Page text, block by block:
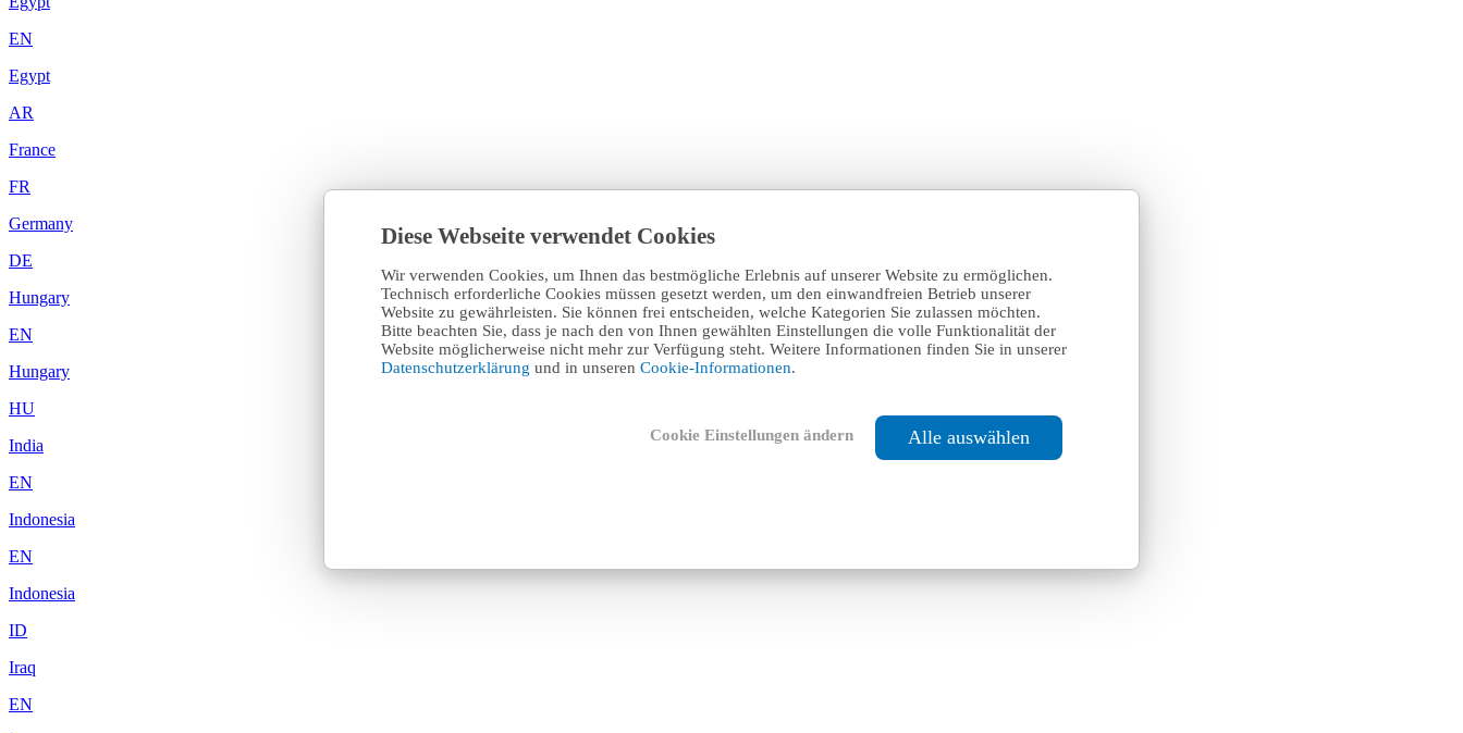
Diese Webseite verwendet Cookies
Wir verwenden Cookies, um Ihnen das bestmögliche Erlebnis auf unserer Website zu ermöglichen.
Technisch erforderliche Cookies müssen gesetzt werden, um den einwandfreien Betrieb unserer
Website zu gewährleisten. Sie können frei entscheiden, welche Kategorien Sie zulassen möchten.
Bitte beachten Sie, dass je nach den von Ihnen gewählten Einstellungen die volle Funktionalität der
Website möglicherweise nicht mehr zur Verfügung steht. Weitere Informationen finden Sie in unserer
Datenschutzerklärung und in unseren Cookie-Informationen.
Cookie Einstellungen ändern Alle auswählen
EN
Egypt
AR
France
FR
Germany
DE
Hungary
EN
Hungary
HU
India
EN
Indonesia
EN
Indonesia
ID
Iraq
EN